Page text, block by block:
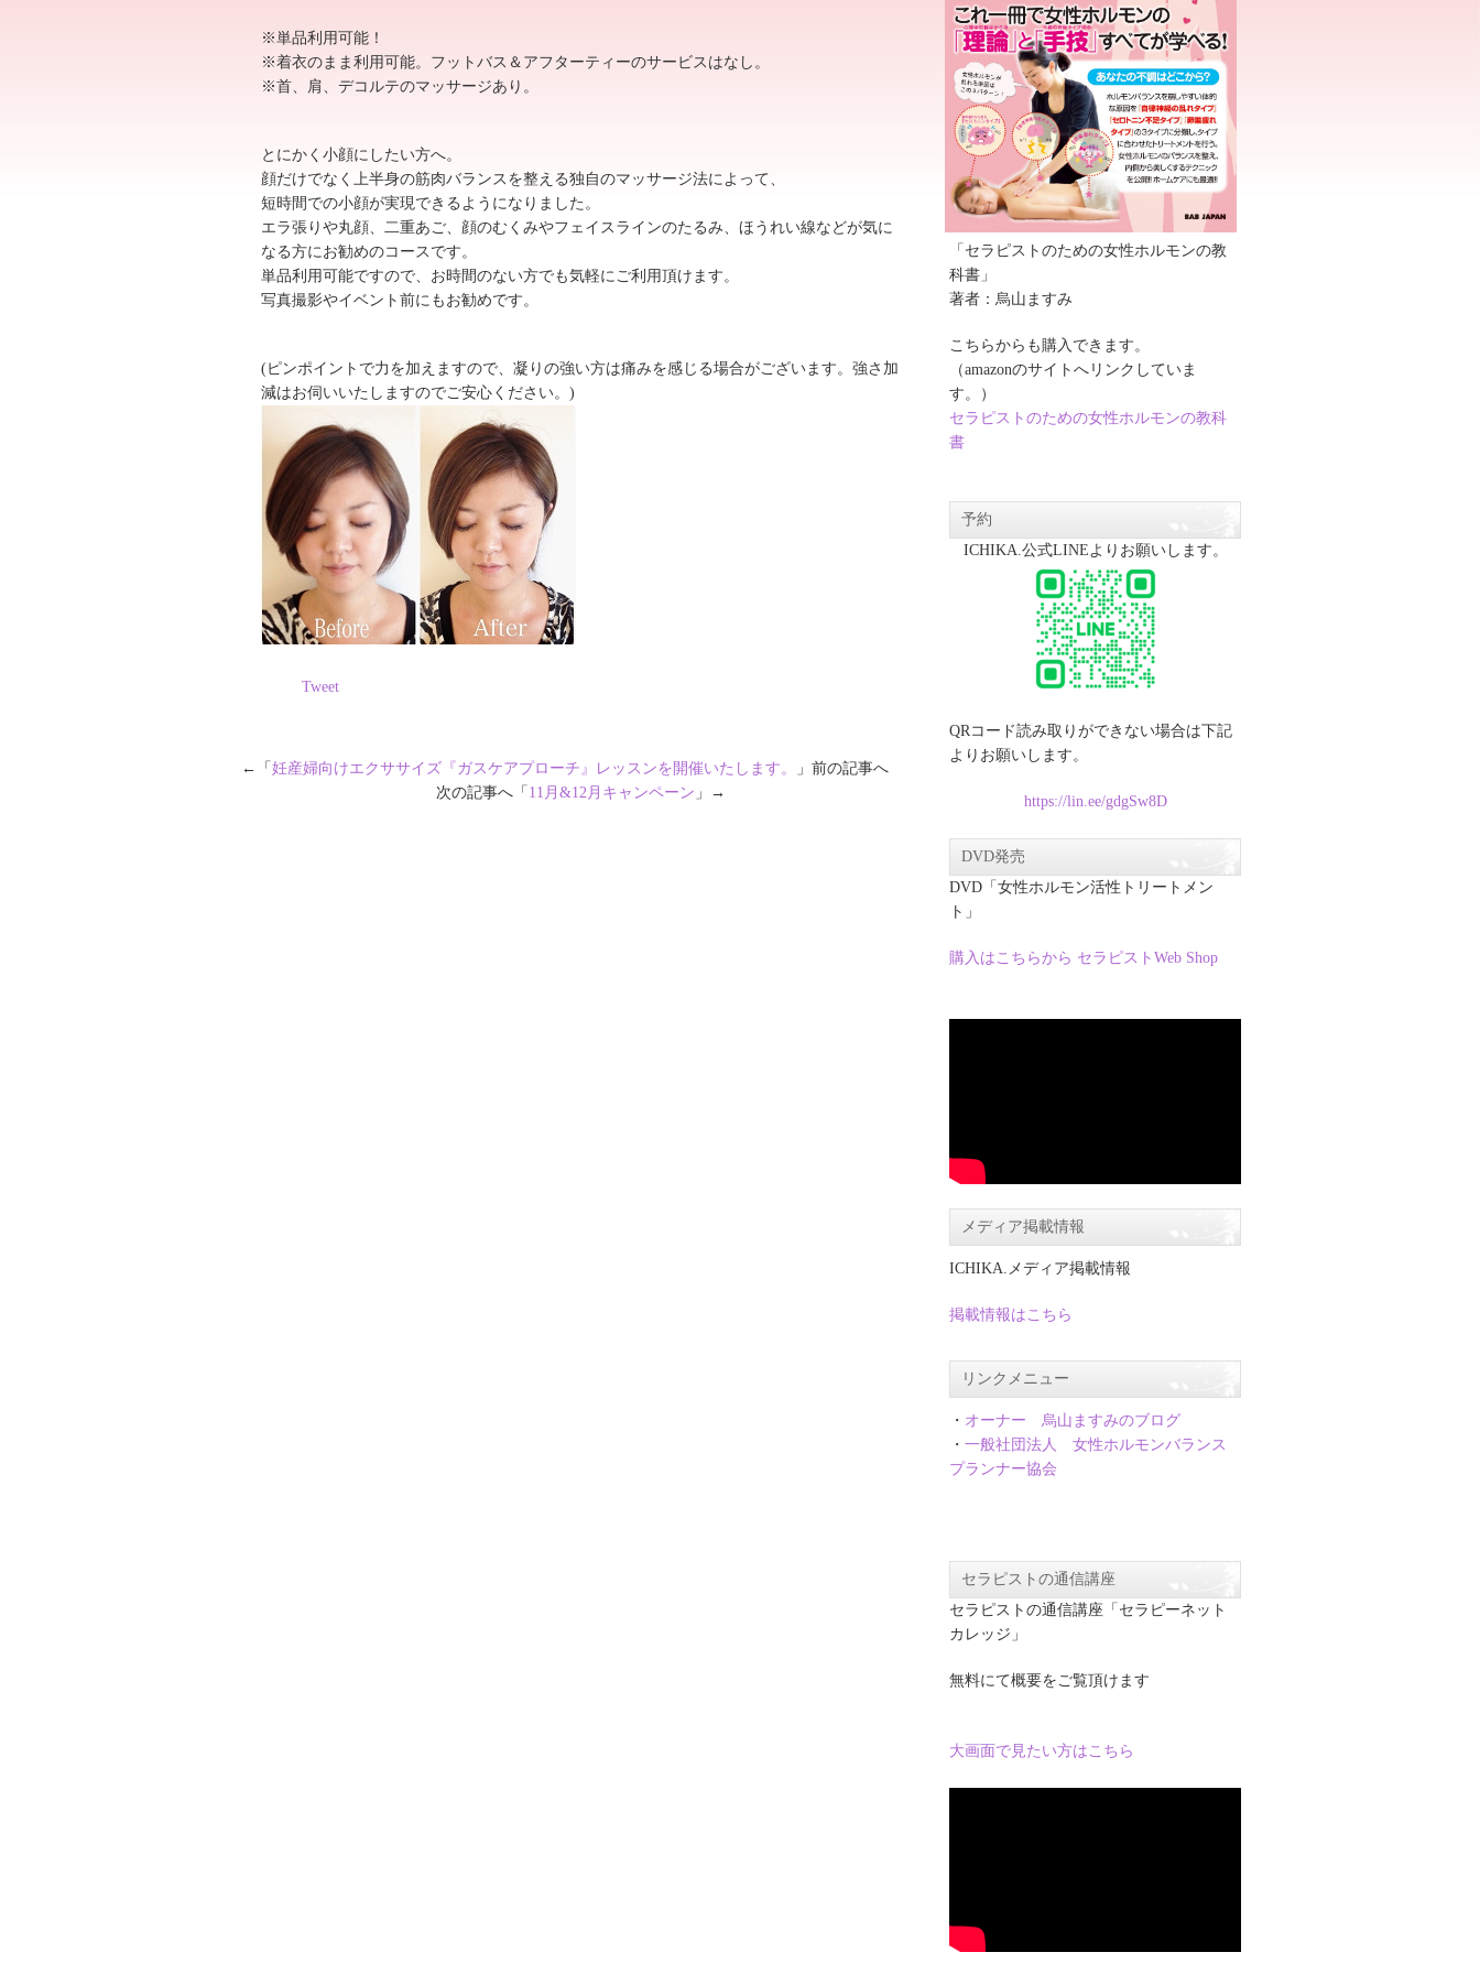
「セラピストのための女性ホルモンの教
科書」
著者：烏山ますみ
こちらからも購入できます。
（amazonのサイトへリンクしていま
す。）
セラピストのための女性ホルモンの教科
書
予約
ICHIKA.公式LINEよりお願いします。
QRコード読み取りができない場合は下記
よりお願いします。
https://lin.ee/gdgSw8D
DVD発売
DVD「女性ホルモン活性トリートメン
ト」
購入はこちらから セラピストWeb Shop
メディア掲載情報
ICHIKA.メディア掲載情報
掲載情報はこちら
リンクメニュー
・ オーナー 烏山ますみのブログ
・ 一般社団法人 女性ホルモンバランス
プランナー協会
セラピストの通信講座
セラピストの通信講座「セラピーネット
カレッジ」
無料にて概要をご覧頂けます
大画面で見たい方はこちら
※単品利用可能！
※着衣のまま利用可能。フットバス＆アフターティーのサービスはなし。
※首、肩、デコルテのマッサージあり。
とにかく小顔にしたい方へ。
顔だけでなく上半身の筋肉バランスを整える独自のマッサージ法によって、
短時間での小顔が実現できるようになりました。
エラ張りや丸顔、二重あご、顔のむくみやフェイスラインのたるみ、ほうれい線などが気に
なる方にお勧めのコースです。
単品利用可能ですので、お時間のない方でも気軽にご利用頂けます。
写真撮影やイベント前にもお勧めです。
(ピンポイントで力を加えますので、凝りの強い方は痛みを感じる場合がございます。強さ加
減はお伺いいたしますのでご安心ください。)
Tweet
←「 妊産婦向けエクササイズ『ガスケアプローチ』レッスンを開催いたします。
」前の記事へ
次の記事へ「 11月&12月キャンペーン 」→